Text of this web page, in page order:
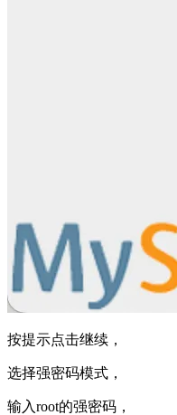
按提示点击继续，
选择强密码模式，
输入root的强密码，